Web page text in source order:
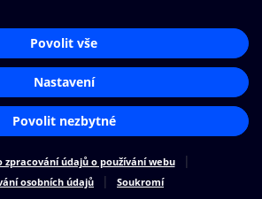
Aplikace O2 Knihovna
Čti a poslouchej své e-knihy a
audioknihy rychleji a pohodlněji.